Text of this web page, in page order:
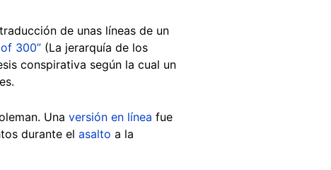
de unas líneas de un
300” (La jerarquía de los
conspirativa según la cual un
Una versión en línea fue
durante el asalto a la